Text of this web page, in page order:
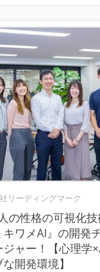
リーディングマーク
の性格の可視化
キワメAI』の開発
ジャー！【心理学
開発環境】